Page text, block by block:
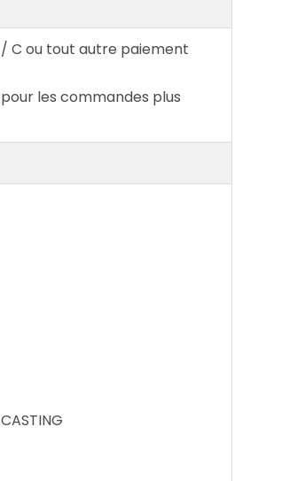
/ C ou tout autre paiement
les commandes plus